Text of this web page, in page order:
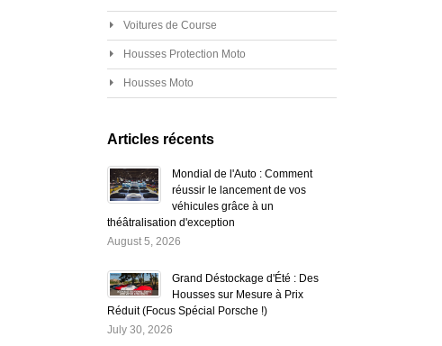
Voitures de Course
Housses Protection Moto
Housses Moto
Articles récents
Mondial de l'Auto : Comment
réussir le lancement de vos
véhicules grâce à un
théâtralisation d'exception
August 5, 2026
Grand Déstockage d'Été : Des
Housses sur Mesure à Prix
Réduit (Focus Spécial Porsche !)
July 30, 2026